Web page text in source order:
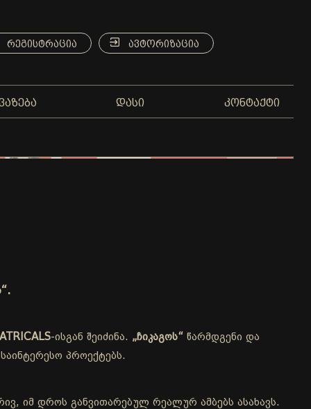
ᲠᲔᲒᲘᲡᲢᲠᲐᲪᲘᲐ ᲐᲕᲢᲝᲠᲘᲖᲐᲪᲘᲐ
ᲓᲐᲡᲘ ᲙᲝᲜᲢᲐᲥᲢᲘ
-ისგან შეიძინა. „ჩიკაგოს“ წარმდგენი და
პროექტებს.
იმ დროს განვითარებულ რეალურ ამბებს ასახავს.